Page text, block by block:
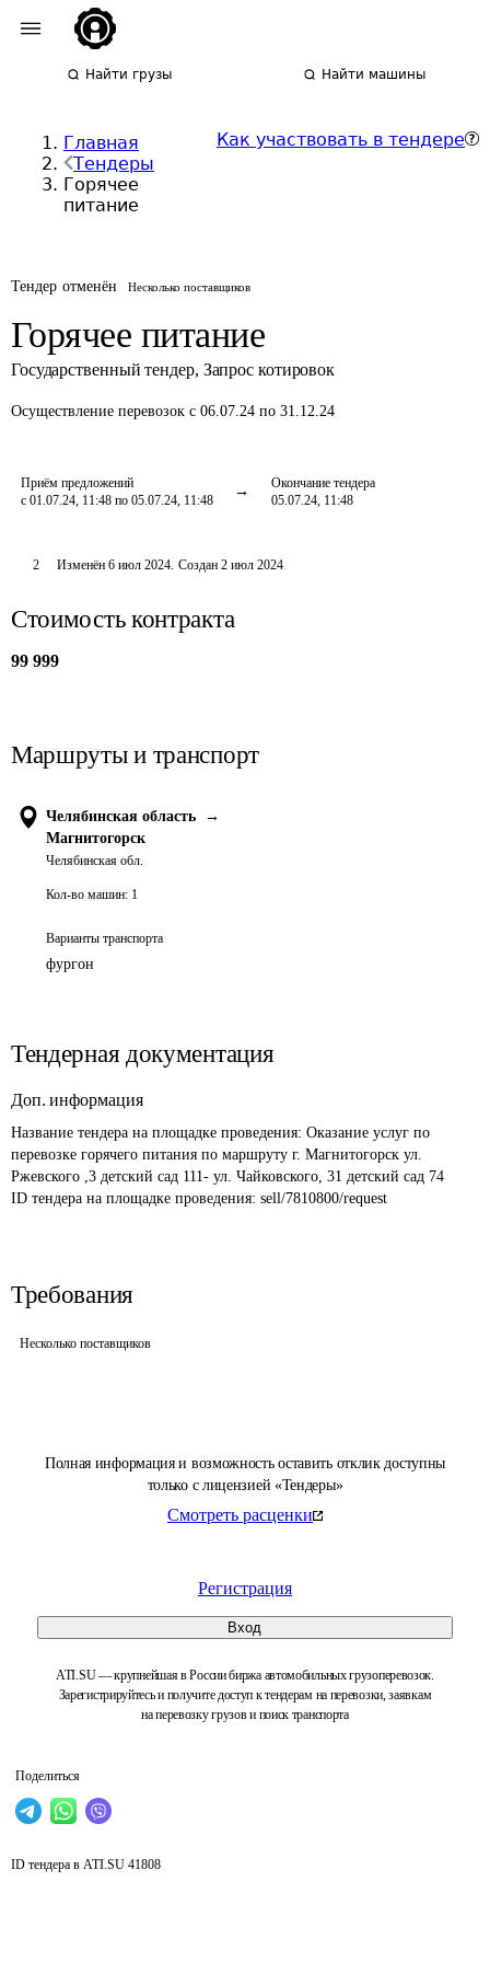
Найти грузы Найти машины
Главная
Тендеры
Горячее
питание
Как участвовать в тендере
Тендер отменён Несколько поставщиков
Горячее питание
Государственный тендер, Запрос котировок
Осуществление перевозок с 06.07.24 по 31.12.24
Приём предложений
с 01.07.24, 11:48 по 05.07.24, 11:48
Окончание тендера
05.07.24, 11:48
Полная информация и возможность оставить отклик доступны
только с лицензией «Тендеры»
Смотреть расценки
Регистрация
Вход
ATI.SU — крупнейшая в России биржа автомобильных грузоперевозок.
Зарегистрируйтесь и получите доступ к тендерам на перевозки, заявкам
на перевозку грузов и поиск транспорта
Поделиться
2 Изменён 6 июл 2024. Создан 2 июл 2024
Стоимость контракта
99 999
Маршруты и транспорт
Челябинская область
→
Магнитогорск
Челябинская обл.
Кол-во машин: 1
Варианты транспорта
фургон
Тендерная документация
Доп. информация
Название тендера на площадке проведения: Оказание услуг по
перевозке горячего питания по маршруту г. Магнитогорск ул.
Ржевского ,3 детский сад 111- ул. Чайковского, 31 детский сад 74
ID тендера на площадке проведения: sell/7810800/request
Требования
Несколько поставщиков
ID тендера в ATI.SU 41808